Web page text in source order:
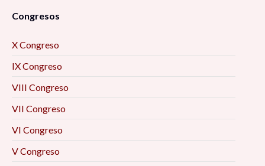
Congresos
X Congreso
IX Congreso
VIII Congreso
VII Congreso
VI Congreso
V Congreso